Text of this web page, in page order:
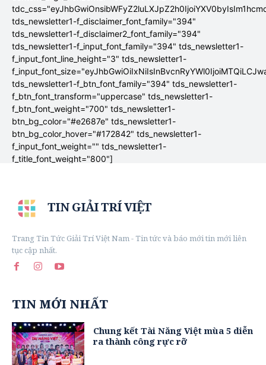
tds_newsletter1-f_disclaimer_font_family="394"
tds_newsletter1-f_disclaimer2_font_family="394"
tds_newsletter1-f_input_font_family="394" tds_newsletter1-
f_input_font_line_height="3" tds_newsletter1-
tds_newsletter1-f_btn_font_family="394" tds_newsletter1-
f_btn_font_transform="uppercase" tds_newsletter1-
f_btn_font_weight="700" tds_newsletter1-
btn_bg_color="#e2687e" tds_newsletter1-
btn_bg_color_hover="#172842" tds_newsletter1-
f_input_font_weight="" tds_newsletter1-
f_title_font_weight="800"]
TIN GIẢI TRÍ VIỆT
Trang Tin Tức Giải Trí Việt Nam - Tin tức và báo mới tin mới liên
tục cập nhất.
TIN MỚI NHẤT
Chung kết Tài Năng Việt mùa 5 diễn
ra thành công rực rỡ